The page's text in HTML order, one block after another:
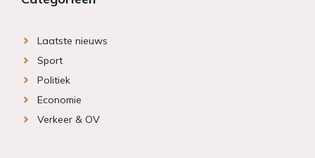
Laatste nieuws
Sport
Politiek
Economie
Verkeer & OV